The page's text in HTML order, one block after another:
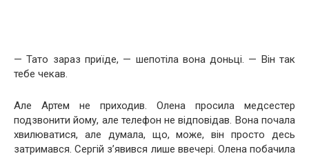
— Тато зараз приїде, — шепотіла вона доньці. — Він так
тебе чекав.
Але Артем не приходив. Олена просила медсестер
подзвонити йому, але телефон не відповідав. Вона почала
хвилюватися, але думала, що, може, він просто десь
затримався. Сергій з’явився лише ввечері. Олена побачила